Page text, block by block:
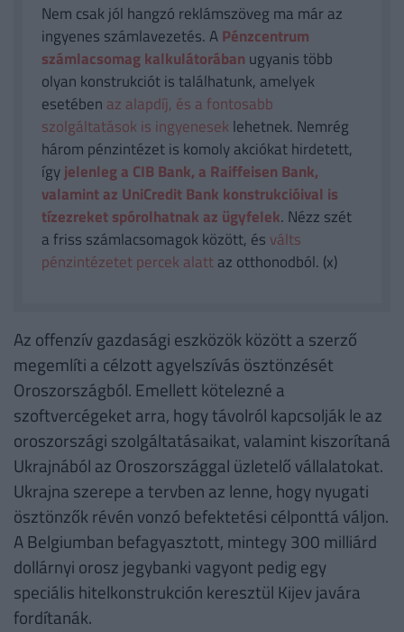
Nem csak jól hangzó reklámszöveg ma már az
ingyenes számlavezetés. APénzcentrum
számlacsomag kalkulátorában ugyanis több
olyan konstrukciót is találhatunk, amelyek
esetében az alapdíj, és a fontosabb
szolgáltatások is ingyenesek lehetnek. Nemrég
három pénzintézet is komoly akciókat hirdetett,
ígyjelenleg a CIB Bank, a Raiffeisen Bank,
valamint az UniCredit Bank konstrukcióival is
tízezreket spórolhatnak az ügyfelek. Nézz szét
a friss számlacsomagok között, és válts
pénzintézetet percek alattaz otthonodból. (x)
Az offenzív gazdasági eszközök között a szerző
megemlíti a célzott agyelszívás ösztönzését
Oroszországból. Emellett kötelezné a
szoftvercégeket arra, hogy távolról kapcsolják le az
oroszországi szolgáltatásaikat, valamint kiszorítaná
Ukrajnából az Oroszországgal üzletelő vállalatokat.
Ukrajna szerepe a tervben az lenne, hogy nyugati
ösztönzők révén vonzó befektetési célponttá váljon.
A Belgiumban befagyasztott, mintegy 300 milliárd
dollárnyi orosz jegybanki vagyont pedig egy
speciális hitelkonstrukción keresztül Kijev javára
fordítanák.